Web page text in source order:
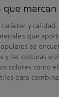
y
que
se
y las costuras
colores como
para